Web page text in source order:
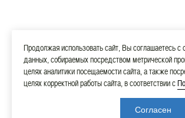
Продолжая использовать сайт, Вы соглашаетесь с
данных, собираемых посредством метрической
целях аналитики посещаемости сайта, а также
целях корректной работы сайта, в соответствии с
Согласен